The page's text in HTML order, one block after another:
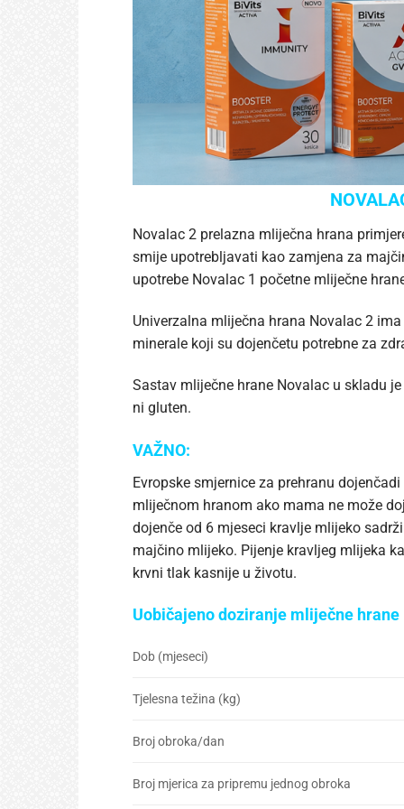
Novalac 2 prelazna mliječna hrana
smije upotrebljavati kao zamjena za
upotrebe Novalac 1 početne mliječne
Univerzalna mliječna hrana Novalac 2
minerale koji su dojenčetu potrebne za
Sastav mliječne hrane Novalac u skladu
ni gluten.
VAŽNO:
Evropske smjernice za prehranu
mliječnom hranom ako mama ne može
dojenče od 6 mjeseci kravlje mlijeko
majčino mlijeko. Pijenje kravljeg mlijeka
krvni tlak kasnije u životu.
Uobičajeno doziranje mliječne hrane
Dob (mjeseci)
Tjelesna težina (kg)
Broj obroka/dan
Broj mjerica za pripremu jednog obroka